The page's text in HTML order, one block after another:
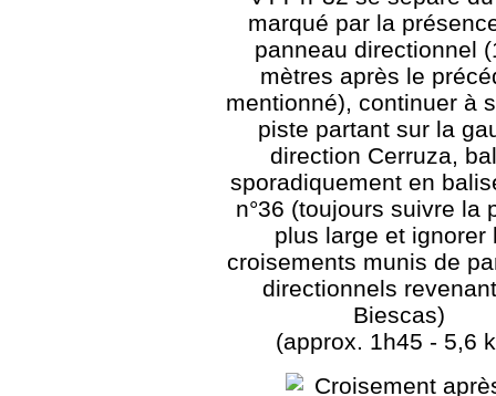
marqué par la
panneau directionnel
mètres après le
mentionné), continuer à
piste partant sur la
direction Cerruza,
sporadiquement en
n°36 (toujours suivre la
plus large et ignorer
croisements munis de
directionnels
Biescas)
(approx. 1h45 - 5,6